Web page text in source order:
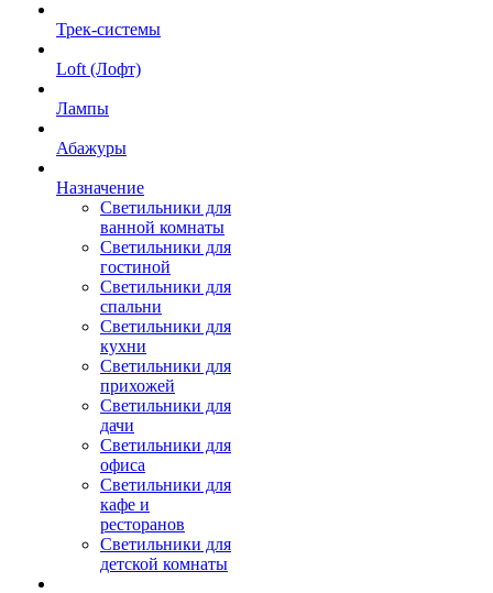
Трек-системы
Loft (Лофт)
Лампы
Абажуры
Назначение
Светильники для
ванной комнаты
Светильники для
гостиной
Светильники для
спальни
Светильники для
кухни
Светильники для
прихожей
Светильники для
дачи
Светильники для
офиса
Светильники для
кафе и
ресторанов
Светильники для
детской комнаты